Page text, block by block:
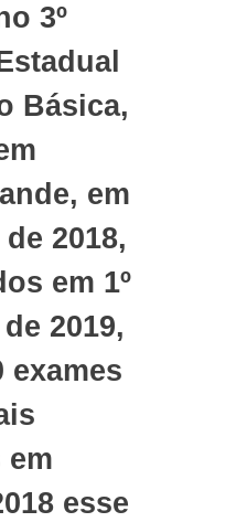
3º
Básica,
em
2018,
em 1º
2019,
exames
em
esse